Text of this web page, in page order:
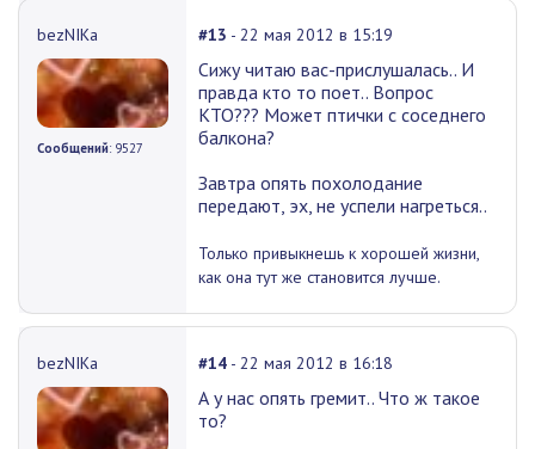
bezNIKа
Сообщений: 9527
#13 - 22 мая 2012 в 15:19
Сижу читаю вас-прислушалась.. И
правда кто то поет.. Вопрос
КТО??? Может птички с соседнего
балкона?
Завтра опять похолодание
передают, эх, не успели нагреться..
Только привыкнешь к хорошей жизни,
как она тут же становится лучше.
bezNIKа #14 - 22 мая 2012 в 16:18
А у нас опять гремит.. Что ж такое
то?